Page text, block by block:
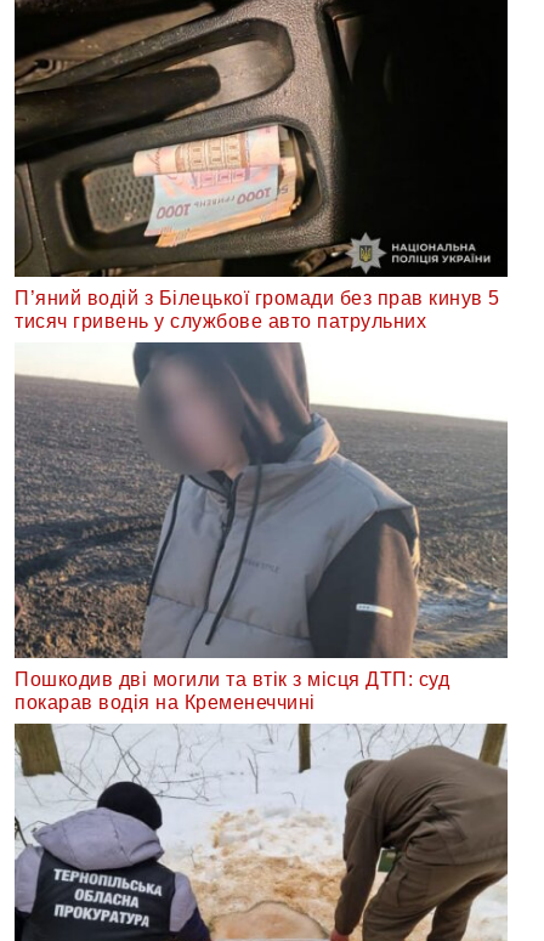
П’яний водій з Білецької громади без прав кинув 5
тисяч гривень у службове авто патрульних
Пошкодив дві могили та втік з місця ДТП: суд
покарав водія на Кременеччині